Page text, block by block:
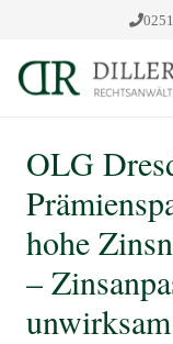
OLG
hohe
–
unwirksam